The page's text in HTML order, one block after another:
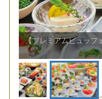
【プレミアムビュッ